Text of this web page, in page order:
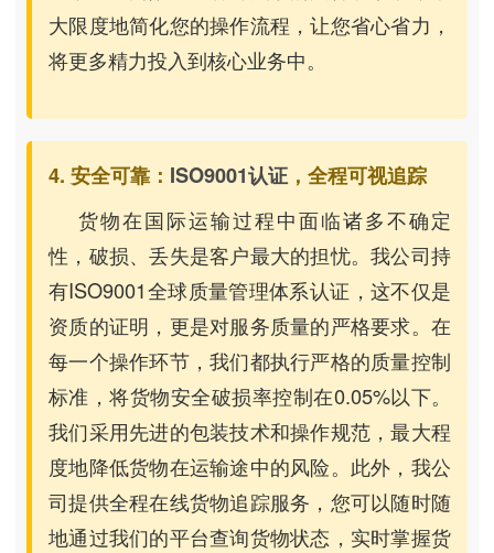
大限度地简化您的操作流程，让您省心省力，
将更多精力投入到核心业务中。
4. 安全可靠： ISO9001认证 ，全程可视追踪
货物在国际运输过程中面临诸多不确定
性，破损、丢失是客户最大的担忧。我公司持
有ISO9001全球质量管理体系认证，这不仅是
资质的证明，更是对服务质量的严格要求。在
每一个操作环节，我们都执行严格的质量控制
标准，将货物安全破损率控制在0.05%以下。
我们采用先进的包装技术和操作规范，最大程
度地降低货物在运输途中的风险。此外，我公
司提供全程在线货物追踪服务，您可以随时随
地通过我们的平台查询货物状态，实时掌握货